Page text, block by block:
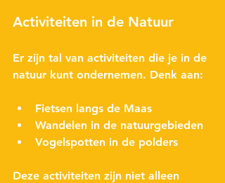
Activiteiten in de Natuur
Er zijn tal van activiteiten die je in de
natuur kunt ondernemen. Denk aan:
Fietsen langs de Maas
Wandelen in de natuurgebieden
Vogelspotten in de polders
Deze activiteiten zijn niet alleen